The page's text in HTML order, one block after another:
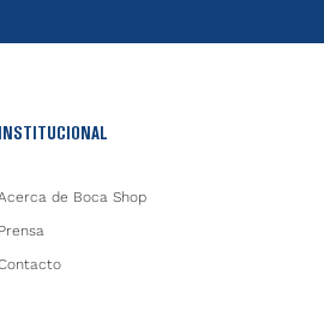
INSTITUCIONAL
de Boca Shop
Prensa